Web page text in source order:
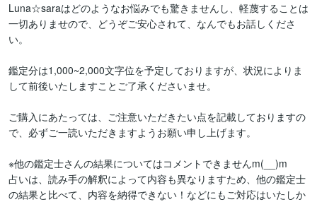
Luna☆saraはどのようなお悩みでも驚きませんし、軽蔑することは
一切ありませので、どうぞご安心されて、なんでもお話しくださ
い。
鑑定分は1,000~2,000文字位を予定しておりますが、状況によりま
して前後いたしますことご了承くださいませ。
ご購入にあたっては、ご注意いただきたい点を記載しておりますの
で、必ずご一読いただきますようお願い申し上げます。
※他の鑑定士さんの結果についてはコメントできませんm(__)m
占いは、読み手の解釈によって内容も異なりますため、他の鑑定士
の結果と比べて、内容を納得できない！などにもご対応はいたしか